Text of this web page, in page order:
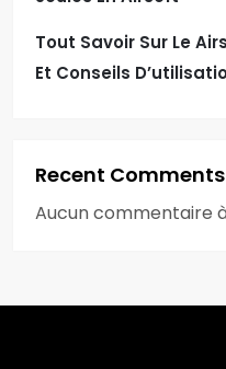
Tout Savoir Sur Le
Et Conseils
Recent Comments
Aucun commentaire